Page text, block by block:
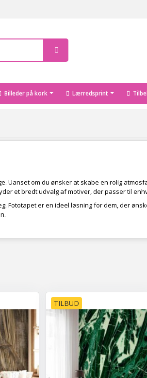
Billeder på kork Lærredsprint
Uanset om du ønsker at skabe en rolig
et bredt udvalg af motiver, der passer til
Fototapet er en ideel løsning for dem, der
TILBUD